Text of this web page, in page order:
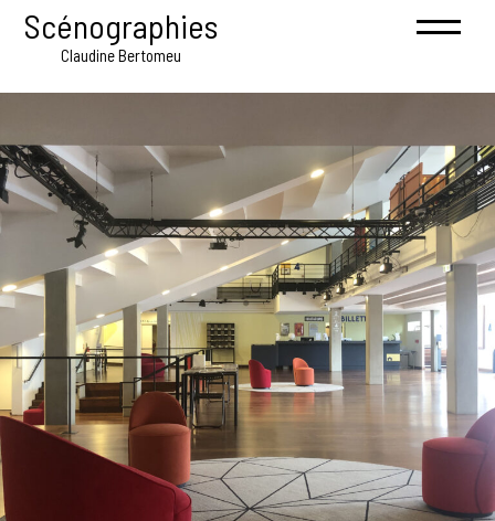
Scénographies
Claudine Bertomeu